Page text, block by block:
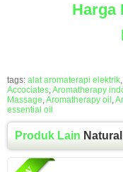
Harga
tags: alat aromaterapi elektrik,
Accociates,Aromatherapy
Massage,Aromatherapy oil ,
essential oil
Produk Lain